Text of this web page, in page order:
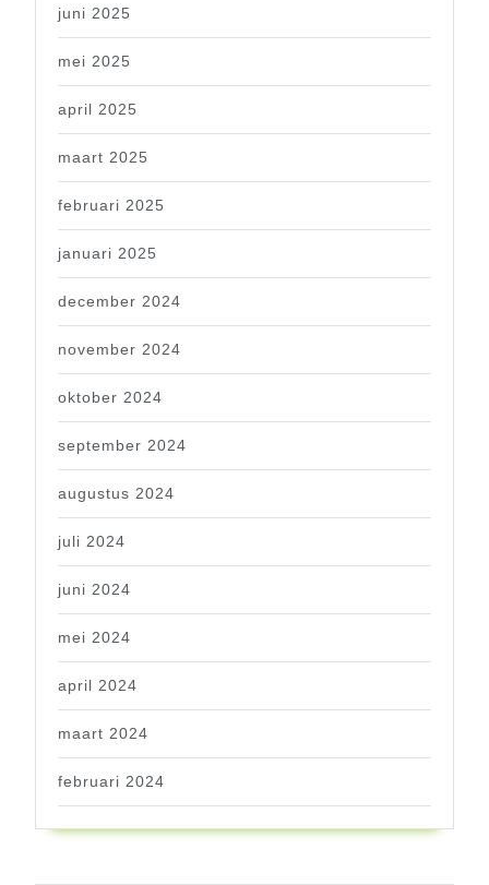
juni 2025
mei 2025
april 2025
maart 2025
februari 2025
januari 2025
december 2024
november 2024
oktober 2024
september 2024
augustus 2024
juli 2024
juni 2024
mei 2024
april 2024
maart 2024
februari 2024